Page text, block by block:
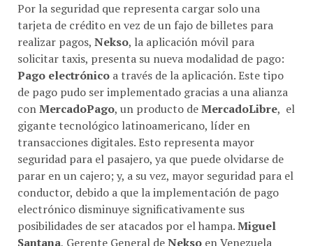
Por la seguridad que representa cargar solo una
tarjeta de crédito en vez de un fajo de billetes para
realizar pagos, Nekso, la aplicación móvil para
solicitar taxis, presenta su nueva modalidad de pago:
Pago electrónico a través de la aplicación. Este tipo
de pago pudo ser implementado gracias a una alianza
conMercadoPago, un producto deMercadoLibre, el
gigante tecnológico latinoamericano, líder en
transacciones digitales. Esto representa mayor
seguridad para el pasajero, ya que puede olvidarse de
parar en un cajero; y, a su vez, mayor seguridad para el
conductor, debido a que la implementación de pago
electrónico disminuye significativamente sus
posibilidades de ser atacados por el hampa.Miguel
Santana, Gerente General deNekso en Venezuela